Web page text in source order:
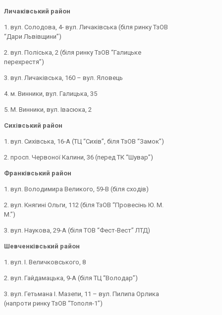
Личаківський район
1. вул. Солодова, 4- вул. Личаківська (біля ринку ТзОВ
“Дари Львівщини”)
2. вул. Поліська, 2 (біля ринку ТзОВ “Галицьке
перехрестя”)
3. вул. Личаківська, 160 – вул. Яловець
4. м. Винники, вул. Галицька, 35
5. М. Винники, вул. Івасюка, 2
Сихівський район
1. вул. Сихівська, 16-А (ТЦ “Сихів”, біля ТзОВ “Замок”)
2. просп. Червоної Калини, 36 (перед ТК “Шувар”)
Франківський район
1. вул. Володимира Великого, 59-В (біля сходів)
2. вул. Княгині Ольги, 112 (біля ТзОВ “Провесінь Ю. М.
М.”)
3. вул. Наукова, 29-А (біля ТОВ “Фест-Вест” ЛТД)
Шевченківський район
1. вул. І. Величковського, 8
2. вул. Гайдамацька, 9-А (біля ТЦ “Володар”)
3. вул. Гетьмана І. Мазепи, 11 – вул. Пилипа Орлика
(напроти ринку ТзОВ “Тополя-1”)